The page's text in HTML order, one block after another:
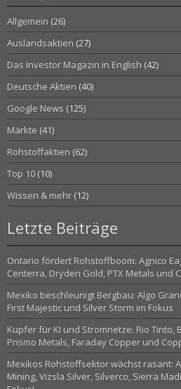
Allgemein (26)
Auslandsaktien (27)
Das Investor Magazin in English (42)
Deutsche Aktien (40)
Google News (125)
Märkte (41)
Rohstoffaktien (62)
Top 10 (10)
Wissen & mehr (12)
Letzte Beiträge
Ontario fördert Rohstoffboom: Agnico
Centerra, Dryden Gold, PTX Metals und
Mexiko beschleunigt Bergbau: Algo
First Majestic und Silver Storm im Fokus
Kupfer für KI und Stromnetze: Rio Tinto,
Prismo Metals, Faraday Copper und
Mexikos Rohstoffsektor wächst rasant:
Mining, Vizsla Silver, Silverco, Sierra